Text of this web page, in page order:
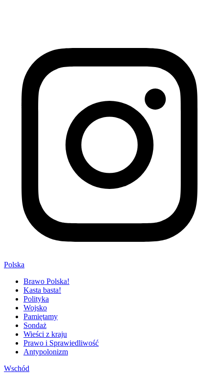
Polska
Brawo Polska!
Kasta basta!
Polityka
Wojsko
Pamiętamy
Sondaż
Wieści z kraju
Prawo i Sprawiedliwość
Antypolonizm
Wschód